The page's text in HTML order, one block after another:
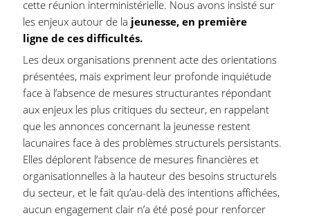
cette réunion interministérielle. Nous avons insisté sur
les enjeux autour de la jeunesse, en première
ligne de ces difficultés.
Les deux organisations prennent acte des orientations
présentées, mais expriment leur profonde inquiétude
face à l’absence de mesures structurantes répondant
aux enjeux les plus critiques du secteur, en rappelant
que les annonces concernant la jeunesse restent
lacunaires face à des problèmes structurels persistants.
Elles déplorent l’absence de mesures financières et
organisationnelles à la hauteur des besoins structurels
du secteur, et le fait qu’au-delà des intentions affichées,
aucun engagement clair n’a été posé pour renforcer